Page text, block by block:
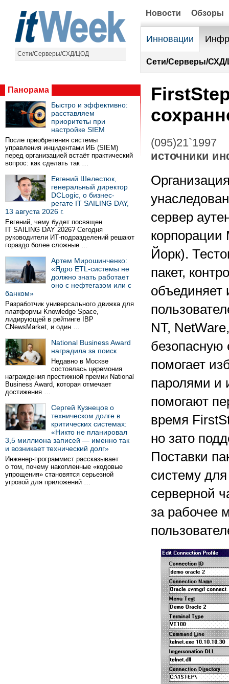
Сети/Серверы/СХД/ЦОД
Новости Обзоры
Инновации
Сети/Серверы/
Панорама
Быстро и эффективно:
расставляем
приоритеты при
настройке SIEM
После приобретения системы
управления инцидентами ИБ (SIEM)
перед организацией встаёт практический
вопрос: как сделать так …
Евгений Шелестюк,
генеральный директор
DCLogic, о бизнес-
регате IT SAILING DAY,
13 августа 2026 г.
Евгений, чему будет посвящен
IT SAILING DAY 2026? Сегодня
руководители ИТ-подразделений решают
гораздо более сложные …
Артем Мирошинченко:
«Ядро ETL-системы не
должно знать работает
оно с нефтегазом или с
банком»
Разработчик универсального движка для
платформы Knowledge Space,
лидирующей в рейтинге IBP
CNewsMarket, и один …
National Business Award
наградила за поиск
Недавно в Москве
состоялась церемония
награждения престижной премии National
Business Award, которая отмечает
достижения …
Сергей Кузнецов о
техническом долге в
критических системах:
«Никто не планировал
3,5 миллиона записей — именно так
и возникает технический долг»
Инженер-программист рассказывает
о том, почему накопленные «кодовые
упрощения» становятся серьезной
угрозой для приложений …
(095)21`1997
источники
сервер
Йорк).
пакет,
объединяет
NT,
безопасную
помогает
паролями и
помогают
время
но зато
Поставки
систему
серверной
за рабочее